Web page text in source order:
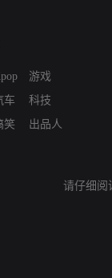
车
笑
游戏
科技
出品人
请仔细阅